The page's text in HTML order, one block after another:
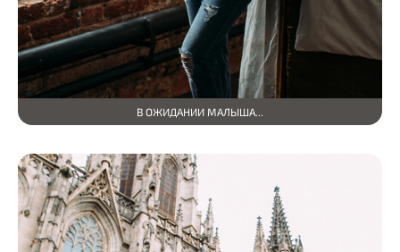
В ОЖИДАНИИ МАЛЫША...